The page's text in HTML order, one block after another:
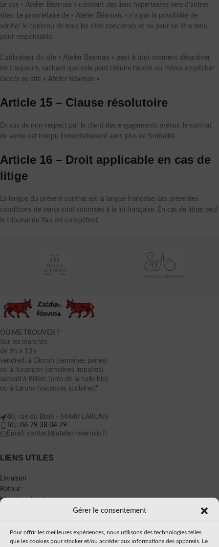
Gérer le consentement
Pour offrir les meilleures expériences, nous utilisons des technologies telles
que les cookies pour stocker et/ou accéder aux informations des appareils. Le
Le site « Atelier Béarnais » contient des liens hypertextes vers d’autres
sites. Le propriétaire de « Atelier Béarnais » n’a pas la possibilité de
vérifier le contenu de tous les sites concernés et ne peut en être tenu
pour responsable.
L’utilisateur du site « Atelier Béarnais » peut à tout moment désactiver
les traqueurs, sachant que cela peut réduire l’accès ou même empêcher
l’accès au site « Atelier Béarnais ».
Article 15 – Clause résolutoire
En cas de non-respect par le client des engagements prévus, le contrat
de vente est rompu immédiatement sans plus de formalité
Article 16 – Droit applicable en cas de
litige
La langue du présent contrat est la langue française. Les présentes
conditions de vente sont soumises à la loi française. En cas de litige, seul
le tribunal de Pau est compétent.
OÙ ME TROUVER ?
Sur les marchés
de 9h à 13h
vendredi à Oloron (semaines paires)
ou à Jurançon (semaines impaires)
samedi à Billère (près de la halle bio)
ou à Laruns (vacances scolaires)"
40, rue du Bialé - 64440 LARUNS
Tél.: 06 79 38 04 29
Email: contact@atelier-bearnais.fr
LIENS UTILES
Livraison
Retour
Mentions légales
Politique de confidentialité
À PROPOS